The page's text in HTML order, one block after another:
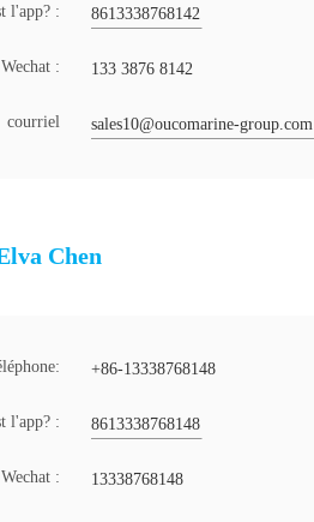
l'app? : 8613338768142
Wechat : 133 3876 8142
courriel sales10@oucomarine-group.com
Chen
+86-13338768148
l'app? : 8613338768148
Wechat : 13338768148